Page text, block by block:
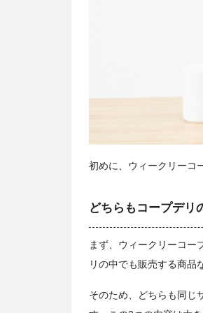
初めに、ウィークリーコ
どちらもコープデリ
まず、ウィークリーコー
リの中でも販売する商品
そのため、どちらも同じ